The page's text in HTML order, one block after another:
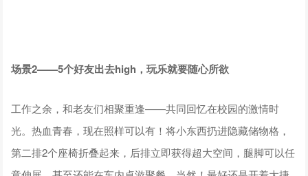
场景2——5个好友出去high，玩乐就要随心所欲
工作之余，和老友们相聚重逢——共同回忆在校园的激情时
光。热血青春，现在照样可以有！将小东西扔进隐藏储物格，
第二排2个座椅折叠起来，后排立即获得超大空间，腿脚可以任